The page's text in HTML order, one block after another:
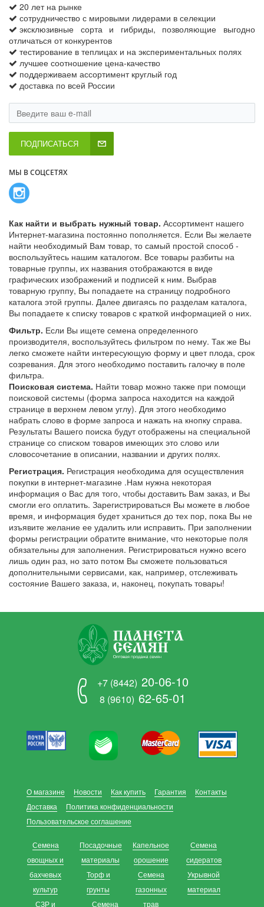
20 лет на рынке
сотрудничество с мировыми лидерами в селекции
эксклюзивные сорта и гибриды, позволяющие выгодно
отличаться от конкурентов
тестирование в теплицах и на экспериментальных полях
лучшее соотношение цена-качество
поддерживаем ассортимент круглый год
доставка по всей России
ПОДПИСАТЬСЯ
МЫ В СОЦСЕТЯХ
Как найти и выбрать нужный товар. Ассортимент нашего
Интернет-магазина постоянно пополняется. Если Вы желаете
найти необходимый Вам товар, то самый простой способ -
воспользуйтесь нашим каталогом. Все товары разбиты на
товарные группы, их названия отображаются в виде
графических изображений и подписей к ним. Выбрав
товарную группу, Вы попадаете на страницу подробного
каталога этой группы. Далее двигаясь по разделам каталога,
Вы попадаете к списку товаров с краткой информацией о них.
Фильтр. Если Вы ищете семена определенного
производителя, воспользуйтесь фильтром по нему. Так же Вы
легко сможете найти интересующую форму и цвет плода, срок
созревания. Для этого необходимо поставить галочку в поле
фильтра.
Поисковая система. Найти товар можно также при помощи
поисковой системы (форма запроса находится на каждой
странице в верхнем левом углу). Для этого необходимо
набрать слово в форме запроса и нажать на кнопку справа.
Результаты Вашего поиска будут отображены на специальной
странице со списком товаров имеющих это слово или
словосочетание в описании, названии и других полях.
Регистрация. Регистрация необходима для осуществления
покупки в интернет-магазине .Нам нужна некоторая
информация о Вас для того, чтобы доставить Вам заказ, и Вы
смогли его оплатить. Зарегистрироваться Вы можете в любое
время, и информация будет храниться до тех пор, пока Вы не
изъявите желание ее удалить или исправить. При заполнении
формы регистрации обратите внимание, что некоторые поля
обязательны для заполнения. Регистрироваться нужно всего
лишь один раз, но зато потом Вы сможете пользоваться
дополнительными сервисами, как, например, отслеживать
состояние Вашего заказа, и, наконец, покупать товары!
+7 (8442) 20-06-10
8 (9610) 62-65-01
О магазине Новости Как купить Гарантия
Контакты
Доставка
Политика конфиденциальности
Пользовательское соглашение
Семена
овощных и
бахчевых
культур
СЗР и
Посадочные
материалы
Торф и
грунты
Семена
Капельное
орошение
Семена
газонных
трав
Семена
сидератов
Укрывной
материал